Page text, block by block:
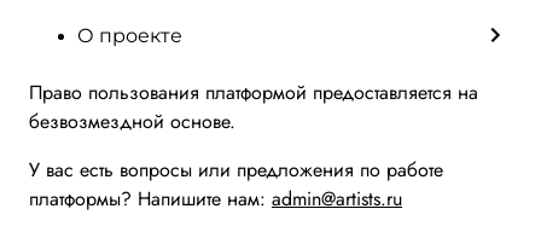
О проекте
Право пользования платформой предоставляется на
безвозмездной основе.
У вас есть вопросы или предложения по работе
платформы? Напишите нам: admin@artists.ru